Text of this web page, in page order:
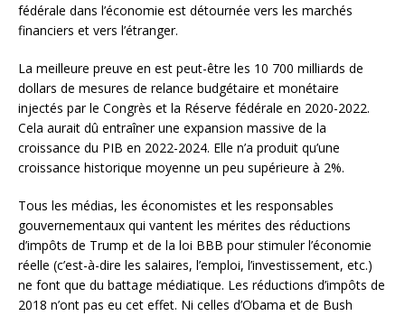
fédérale dans l’économie est détournée vers les marchés
financiers et vers l’étranger.
La meilleure preuve en est peut-être les 10 700 milliards de
dollars de mesures de relance budgétaire et monétaire
injectés par le Congrès et la Réserve fédérale en 2020-2022.
Cela aurait dû entraîner une expansion massive de la
croissance du PIB en 2022-2024. Elle n’a produit qu’une
croissance historique moyenne un peu supérieure à 2%.
Tous les médias, les économistes et les responsables
gouvernementaux qui vantent les mérites des réductions
d’impôts de Trump et de la loi BBB pour stimuler l’économie
réelle (c’est-à-dire les salaires, l’emploi, l’investissement, etc.)
ne font que du battage médiatique. Les réductions d’impôts de
2018 n’ont pas eu cet effet. Ni celles d’Obama et de Bush